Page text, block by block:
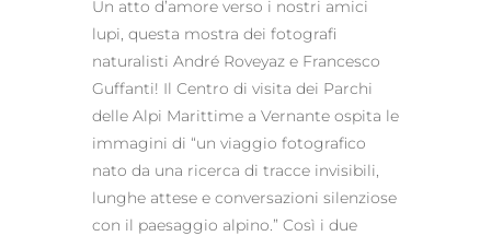
Un atto d’amore verso i nostri amici
lupi, questa mostra dei fotografi
naturalisti André Roveyaz e Francesco
Guffanti! Il Centro di visita dei Parchi
delle Alpi Marittime a Vernante ospita le
immagini di “un viaggio fotografico
nato da una ricerca di tracce invisibili,
lunghe attese e conversazioni silenziose
con il paesaggio alpino.” Così i due